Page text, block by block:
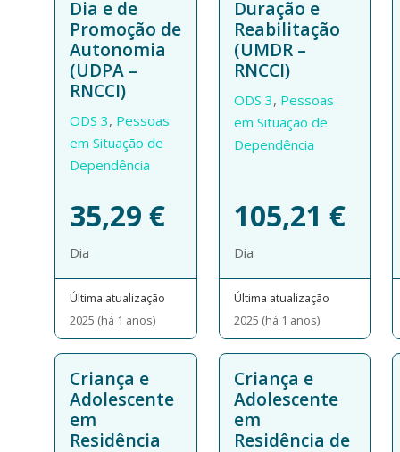
Dia e de
Promoção de
Autonomia
(UDPA –
RNCCI)
ODS 3, Pessoas
em Situação de
Dependência
35,29 €
Dia
Última atualização
2025 (há 1 anos)
Duração e
Reabilitação
(UMDR –
RNCCI)
ODS 3, Pessoas
em Situação de
Dependência
105,21 €
Dia
Última atualização
2025 (há 1 anos)
Criança e
Adolescente
em
Residência
Criança e
Adolescente
em
Residência de